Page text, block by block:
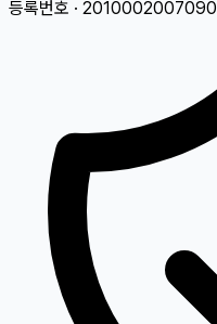
등록번호 · 2010002007090